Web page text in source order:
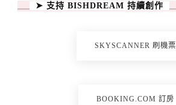
➤ 支持 BISHDREAM 持續創作
SKYSCANNER 刷機票
BOOKING.COM 訂房